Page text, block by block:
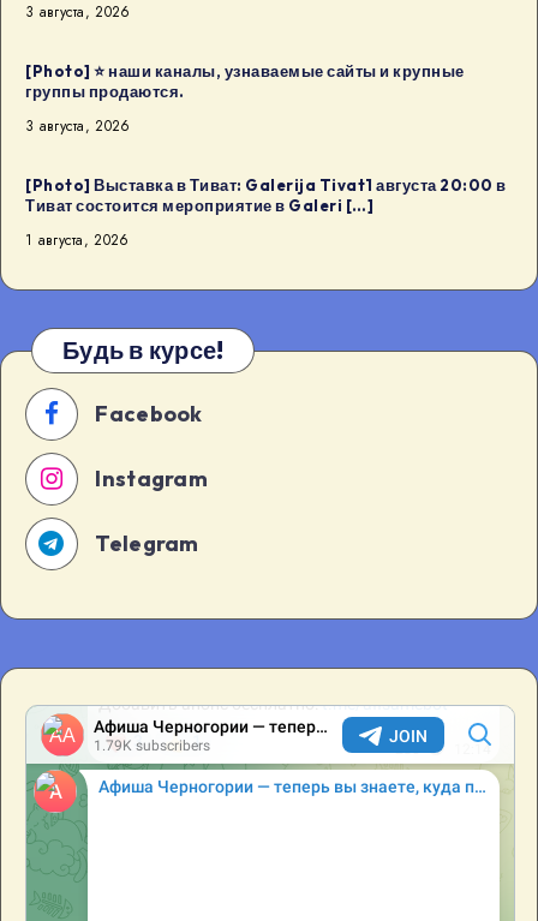
3 августа, 2026
[Photo] ⭐️ наши каналы, узнаваемые сайты и крупные
группы продаются.
3 августа, 2026
[Photo] Выставка в Тиват: Galerija Tivat1 августа 20:00 в
Тиват состоится мероприятие в Galeri […]
1 августа, 2026
Будь в курсе!
Facebook
Instagram
Telegram